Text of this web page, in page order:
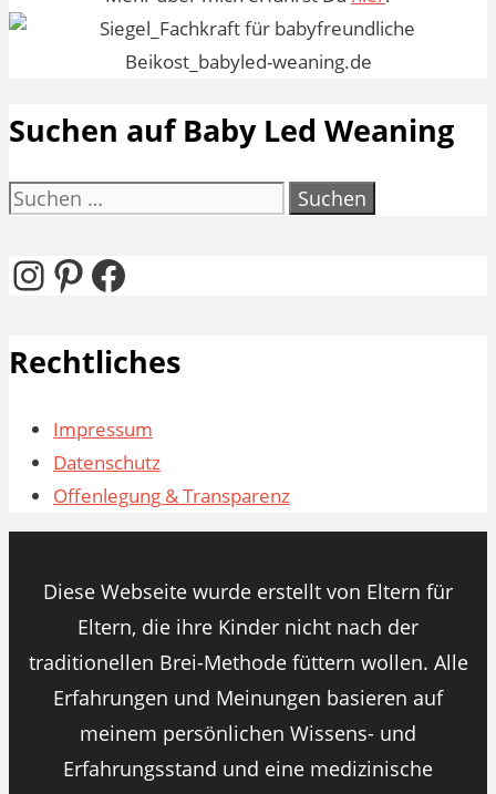
Suchen auf Baby Led Weaning
Suchen
Instagram
Pinterest
Facebook
Rechtliches
Impressum
Datenschutz
Offenlegung & Transparenz
Diese Webseite wurde erstellt von Eltern für
Eltern, die ihre Kinder nicht nach der
traditionellen Brei-Methode füttern wollen. Alle
Erfahrungen und Meinungen basieren auf
meinem persönlichen Wissens- und
Erfahrungsstand und eine medizinische